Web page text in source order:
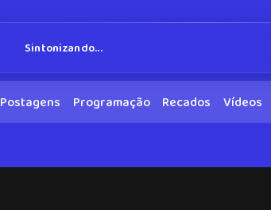
Sintonizando...
Postagens Programação Recados Vídeos